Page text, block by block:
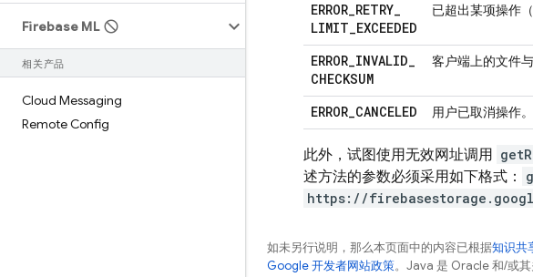
Firebase ML
相关产品
Cloud Messaging
Remote Config
ERROR_RETRY_
LIMIT_EXCEEDED
已超出某项操作
ERROR_INVALID_
CHECKSUM
客户端上的文件
ERROR_CANCELED 用户已取消操作。
此外，试图使用无效网址调用
述方法的参数必须采用如下格式：
https://
如未另行说明，那么本页面中的内容已根据知识共
Google 开发者网站政策。Java 是 Oracle 和/或其